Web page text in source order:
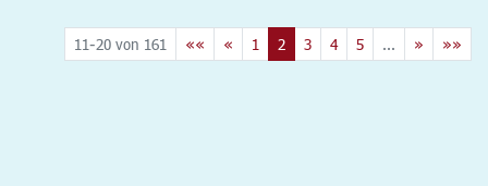
11-20 von 161 «« « 1 2 3 4 5 ... » »»